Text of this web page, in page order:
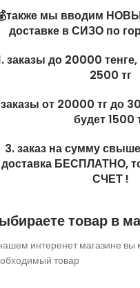
мы вводим
доставке в СИЗО по
заказы до 20000
2500 тг
от 20000 тг до
будет 1500
3. заказ на сумму
доставка БЕСПЛАТНО,
СЧЕТ !
товар в
интеренет магазине вы
товар